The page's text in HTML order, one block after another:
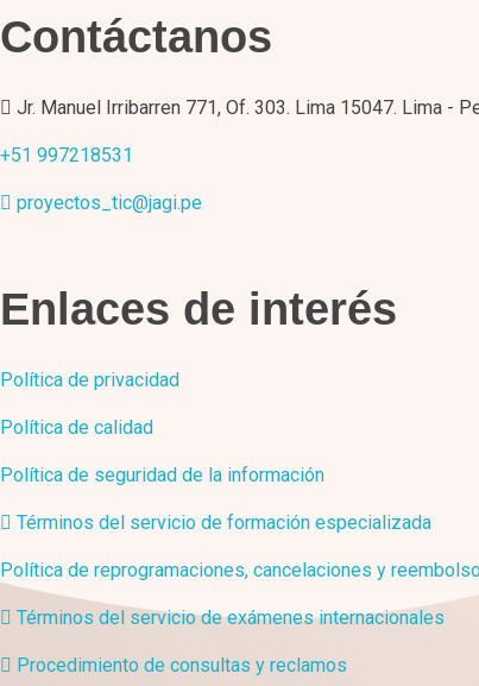
Contáctanos
Jr. Manuel Irribarren 771, Of. 303. Lima 15047. Lima -
+51 997218531
proyectos_tic@jagi.pe
Enlaces de interés
Política de privacidad
Política de calidad
Política de seguridad de la información
Términos del servicio de formación especializada
Política de reprogramaciones, cancelaciones y
Términos del servicio de exámenes internacionales
Procedimiento de consultas y reclamos